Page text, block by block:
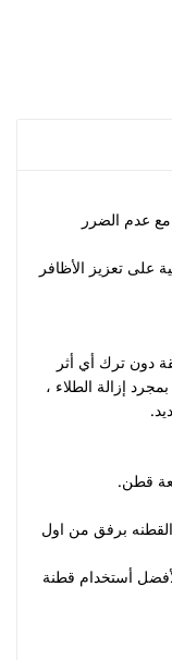
مع عدم الضرر
على تعزيز الأظافر
دون ترك أي أثر
إزالة الطلاء ،
برفق من اول
أستخدام قطنة